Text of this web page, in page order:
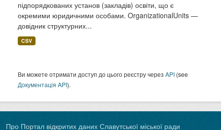
підпорядкованих установ (закладів) освіти, що є
окремими юридичними особами. OrganizationalUnits —
довідник структурних...
CSV
Ви можете отримати доступ до цього реєстру через API (see
Документація API).
Про Портал відкритих даних Славутської міської ради